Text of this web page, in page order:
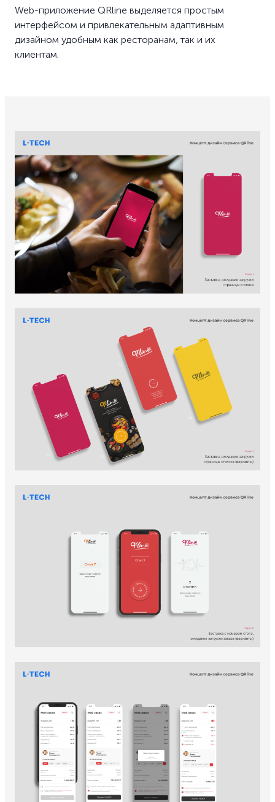
Web-приложение QRline выделяется простым
интерфейсом и привлекательным адаптивным
дизайном удобным как ресторанам, так и их
клиентам.